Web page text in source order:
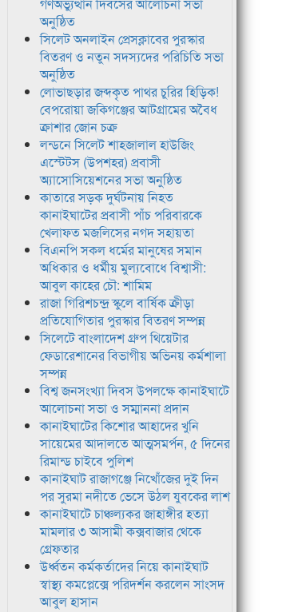
গণঅভ্যুত্থান দিবসের আলোচনা সভা
অনুষ্ঠিত
সিলেট অনলাইন প্রেসক্লাবের পুরস্কার
বিতরণ ও নতুন সদস্যদের পরিচিতি সভা
অনুষ্ঠিত
লোভাছড়ার জব্দকৃত পাথর চুরির হিড়িক!
বেপরোয়া জকিগঞ্জের আটগ্রামের অবৈধ
ক্রাশার জোন চক্র
লন্ডনে সিলেট শাহজালাল হাউজিং
এস্টেটস (উপশহর) প্রবাসী
অ্যাসোসিয়েশনের সভা অনুষ্ঠিত
কাতারে সড়ক দুর্ঘটনায় নিহত
কানাইঘাটের প্রবাসী পাঁচ পরিবারকে
খেলাফত মজলিসের নগদ সহায়তা
বিএনপি সকল ধর্মের মানুষের সমান
অধিকার ও ধর্মীয় মুল্যবোধে বিশ্বাসী:
আবুল কাহের চৌ: শামিম
রাজা গিরিশচন্দ্র স্কুলে বার্ষিক ক্রীড়া
প্রতিযোগিতার পুরস্কার বিতরণ সম্পন্ন
সিলেটে বাংলাদেশ গ্রুপ থিয়েটার
ফেডারেশানের বিভাগীয় অভিনয় কর্মশালা
সম্পন্ন
বিশ্ব জনসংখ্যা দিবস উপলক্ষে কানাইঘাটে
আলোচনা সভা ও সম্মাননা প্রদান
কানাইঘাটের কিশোর আহাদের খুনি
সায়েমের আদালতে আত্মসমর্পন, ৫ দিনের
রিমান্ড চাইবে পুলিশ
কানাইঘাট রাজাগঞ্জে নিখোঁজের দুই দিন
পর সুরমা নদীতে ভেসে উঠল যুবকের লাশ
কানাইঘাটে চাঞ্চল্যকর জাহাঙ্গীর হত্যা
মামলার ৩ আসামী কক্সবাজার থেকে
গ্রেফতার
উর্ধ্বতন কর্মকর্তাদের নিয়ে কানাইঘাট
স্বাস্থ্য কমপ্লেক্সে পরিদর্শন করলেন সাংসদ
আবুল হাসান